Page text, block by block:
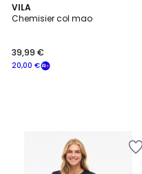
VILA
Chemisier col mao
20,00 €
39,99 €